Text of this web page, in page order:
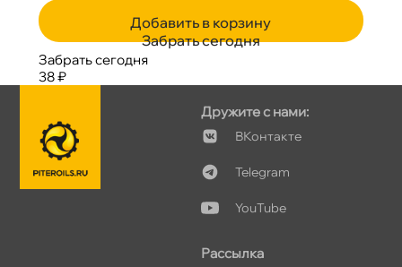
Добавить в корзину
Забрать сегодня
Забрать сегодня
38 ₽
Дружите с нами:
Контакте
Telegram
YouTube
Рассылка